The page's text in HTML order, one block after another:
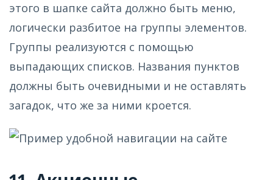
этого в шапке сайта должно быть меню,
логически разбитое на группы элементов.
Группы реализуются с помощью
выпадающих списков. Названия пунктов
должны быть очевидными и не оставлять
загадок, что же за ними кроется.